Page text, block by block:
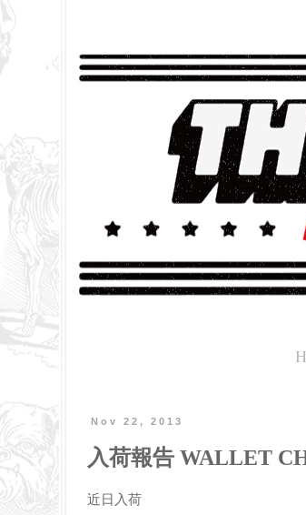
Nov 22, 2013
入荷報告 WALLET
近日入荷